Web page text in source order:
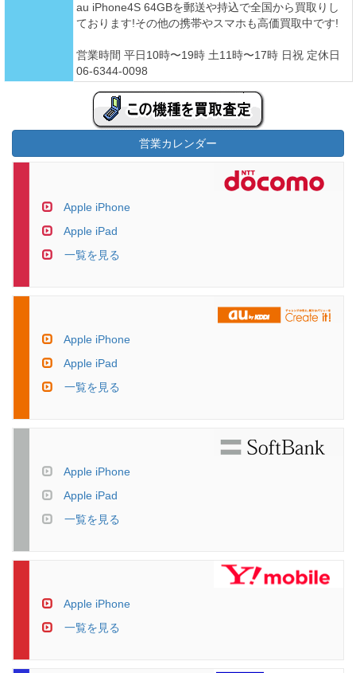
au iPhone4S 64GBを郵送や持込で全国から買取りし
ております!その他の携帯やスマホも高価買取中です!
営業時間 平日10時〜19時 土11時〜17時 日祝 定休日
06-6344-0098
営業カレンダー
Apple iPhone
Apple iPad
一覧を見る
Apple iPhone
Apple iPad
一覧を見る
Apple iPhone
Apple iPad
一覧を見る
Apple iPhone
一覧を見る